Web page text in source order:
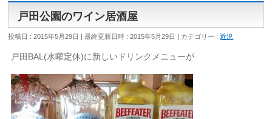
戸田公園のワイン居酒屋
投稿日 : 2015年5月29日 最終更新日時 : 2015年5月29日 カテゴリー :近況
戸田BAL(水曜定休)に新しいドリンクメニューが